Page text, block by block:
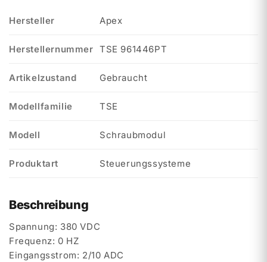
Hersteller Apex
Herstellernummer TSE 961446PT
Artikelzustand Gebraucht
Modellfamilie TSE
Modell Schraubmodul
Produktart Steuerungssysteme
Beschreibung
Spannung: 380 VDC
Frequenz: 0 HZ
Eingangsstrom: 2/10 ADC